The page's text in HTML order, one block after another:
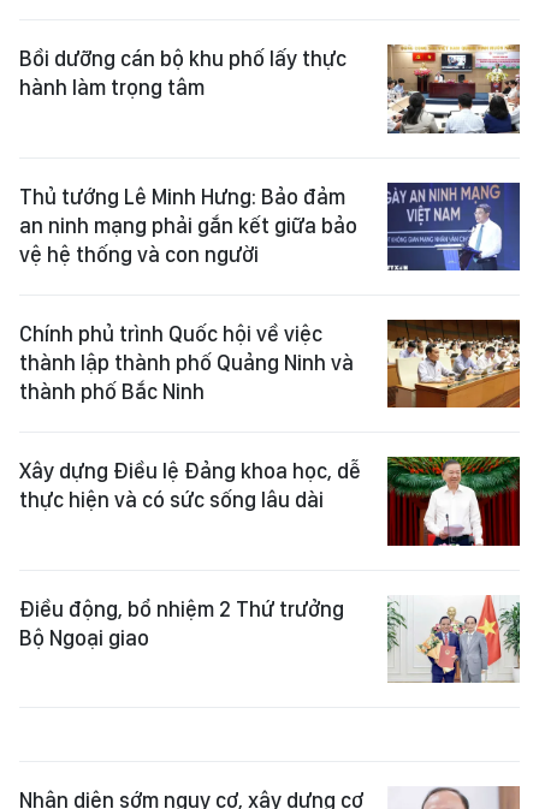
Bồi dưỡng cán bộ khu phố lấy thực
hành làm trọng tâm
Thủ tướng Lê Minh Hưng: Bảo đảm
an ninh mạng phải gắn kết giữa bảo
vệ hệ thống và con người
Chính phủ trình Quốc hội về việc
thành lập thành phố Quảng Ninh và
thành phố Bắc Ninh
Xây dựng Điều lệ Đảng khoa học, dễ
thực hiện và có sức sống lâu dài
Điều động, bổ nhiệm 2 Thứ trưởng
Bộ Ngoại giao
Nhận diện sớm nguy cơ, xây dựng cơ